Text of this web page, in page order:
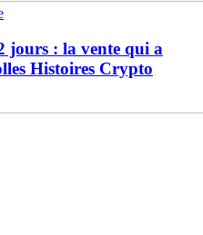
jours : la vente qui a
Histoires Crypto